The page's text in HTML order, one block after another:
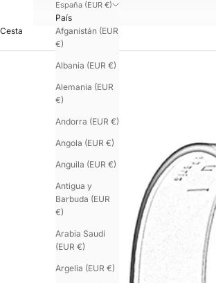
España (EUR €)
País
Afganistán (EUR
€)
Albania (EUR €)
Alemania (EUR
€)
Andorra (EUR €)
Angola (EUR €)
Anguila (EUR €)
Antigua y
Barbuda (EUR
€)
Arabia Saudí
(EUR €)
Argelia (EUR €)
Cesta